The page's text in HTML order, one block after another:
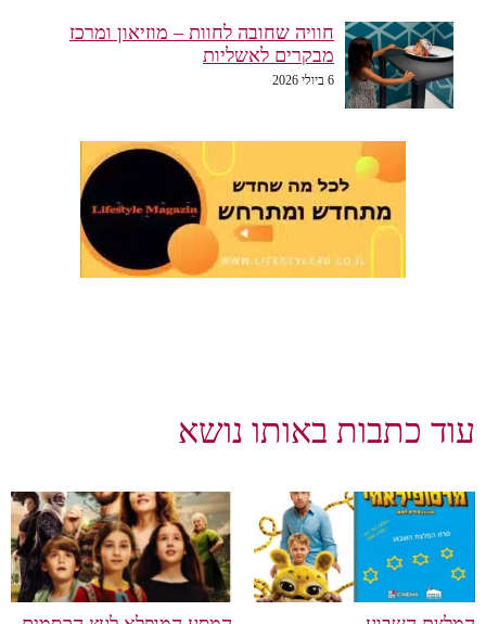
חוויה שחובה לחוות – מוזיאון ומרכז
מבקרים לאשליות
6 ביולי 2026
כתבות באותו נושא